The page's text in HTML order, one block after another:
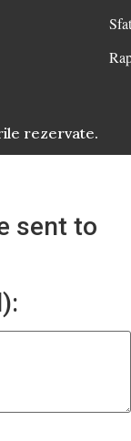
rezervate.
sent to